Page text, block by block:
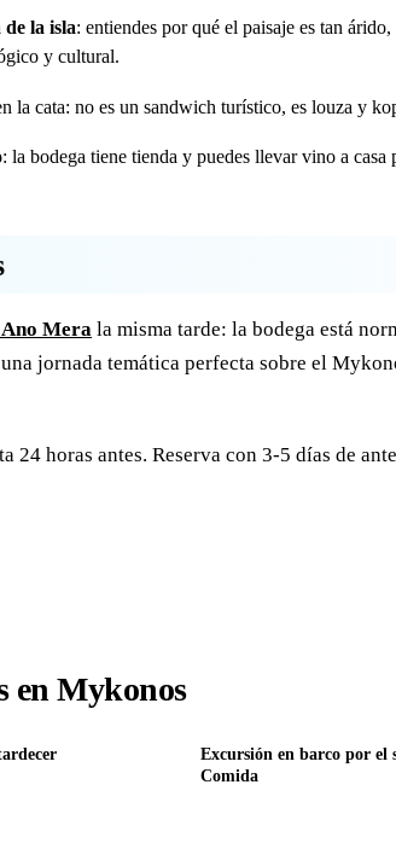
la isla: entiendes por qué el paisaje es tan
y cultural.
la cata: no es un sandwich turístico, es louza y
: la bodega tiene tienda y puedes llevar vino a
Mera la misma tarde: la bodega está
jornada temática perfecta sobre el
24 horas antes. Reserva con 3-5 días de
en Mykonos
Excursión en barco por el
Comida